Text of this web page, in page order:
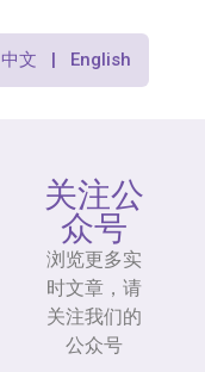
中文 | English
关注公
众号
浏览更多实
时文章，请
关注我们的
公众号